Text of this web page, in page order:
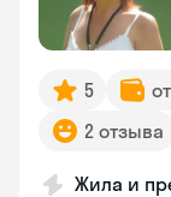
5
2 отзыва
Жила и